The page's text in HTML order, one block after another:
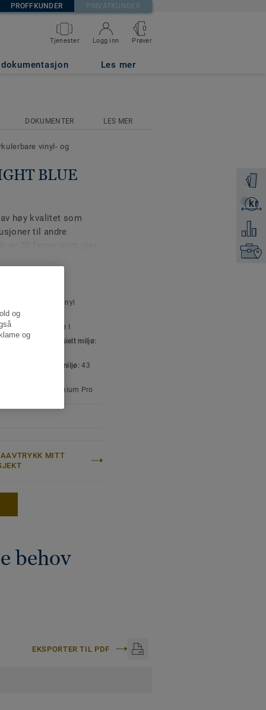
PROFFKUNDER PRIVATKUNDER
Tjenester Logg inn
0
Prøver
Les mer
Få en
kr
Få et
Legg
Finn
DOKUMENTER LES MER
vinyl- og
BLUE
høy kvalitet som
til andre
Homogent vinyl
innhold:
Type I
for kommersielt miljø:
for industrimiljø:43
Premium Pro
MITT
behov
EKSPORTER TIL PDF
og
og